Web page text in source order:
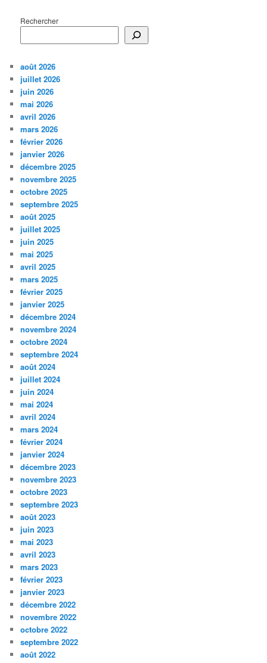
Rechercher
août 2026
juillet 2026
juin 2026
mai 2026
avril 2026
mars 2026
février 2026
janvier 2026
décembre 2025
novembre 2025
octobre 2025
septembre 2025
août 2025
juillet 2025
juin 2025
mai 2025
avril 2025
mars 2025
février 2025
janvier 2025
décembre 2024
novembre 2024
octobre 2024
septembre 2024
août 2024
juillet 2024
juin 2024
mai 2024
avril 2024
mars 2024
février 2024
janvier 2024
décembre 2023
novembre 2023
octobre 2023
septembre 2023
août 2023
juin 2023
mai 2023
avril 2023
mars 2023
février 2023
janvier 2023
décembre 2022
novembre 2022
octobre 2022
septembre 2022
août 2022